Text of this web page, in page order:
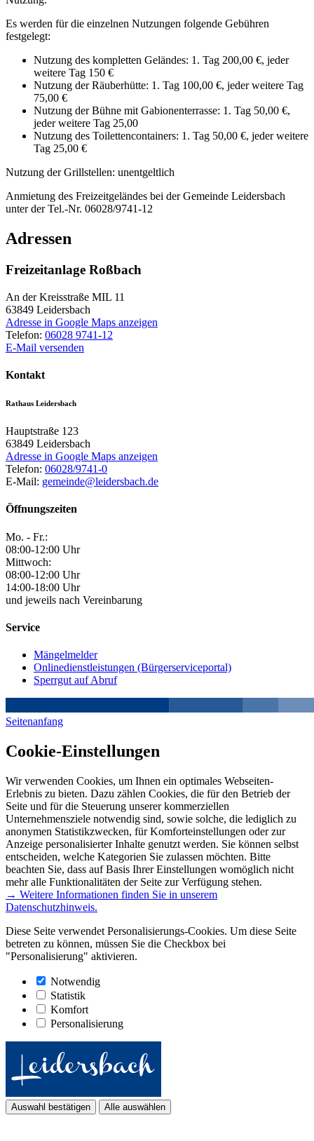
Es werden für die einzelnen Nutzungen folgende Gebühren
festgelegt:
Nutzung des kompletten Geländes: 1. Tag 200,00 €, jeder
weitere Tag 150 €
Nutzung der Räuberhütte: 1. Tag 100,00 €, jeder weitere Tag
75,00 €
Nutzung der Bühne mit Gabionenterrasse: 1. Tag 50,00 €,
jeder weitere Tag 25,00
Nutzung des Toilettencontainers: 1. Tag 50,00 €, jeder weitere
Tag 25,00 €
Nutzung der Grillstellen: unentgeltlich
Anmietung des Freizeitgeländes bei der Gemeinde Leidersbach
unter der Tel.-Nr. 06028/9741-12
Adressen
Freizeitanlage Roßbach
An der Kreisstraße MIL 11
63849 Leidersbach
Adresse in Google Maps anzeigen
Telefon: 06028 9741-12
E-Mail versenden
Kontakt
Rathaus Leidersbach
Hauptstraße 123
63849 Leidersbach
Adresse in Google Maps anzeigen
Telefon: 06028/9741-0
E-Mail: gemeinde@leidersbach.de
Öffnungszeiten
Mo. - Fr.:
08:00-12:00 Uhr
Mittwoch:
08:00-12:00 Uhr
14:00-18:00 Uhr
und jeweils nach Vereinbarung
Service
Mängelmelder
Onlinedienstleistungen (Bürgerserviceportal)
Sperrgut auf Abruf
Seitenanfang
Cookie-Einstellungen
Wir verwenden Cookies, um Ihnen ein optimales Webseiten-
Erlebnis zu bieten. Dazu zählen Cookies, die für den Betrieb der
Seite und für die Steuerung unserer kommerziellen
Unternehmensziele notwendig sind, sowie solche, die lediglich zu
anonymen Statistikzwecken, für Komforteinstellungen oder zur
Anzeige personalisierter Inhalte genutzt werden. Sie können selbst
entscheiden, welche Kategorien Sie zulassen möchten. Bitte
beachten Sie, dass auf Basis Ihrer Einstellungen womöglich nicht
mehr alle Funktionalitäten der Seite zur Verfügung stehen.
→ Weitere Informationen finden Sie in unserem
Datenschutzhinweis.
Diese Seite verwendet Personalisierungs-Cookies. Um diese Seite
betreten zu können, müssen Sie die Checkbox bei
"Personalisierung" aktivieren.
Notwendig
Statistik
Komfort
Personalisierung
Auswahl bestätigen Alle auswählen